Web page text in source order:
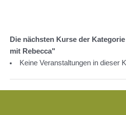
Die nächsten Kurse der
mit Rebecca"
Keine Veranstaltungen in dieser